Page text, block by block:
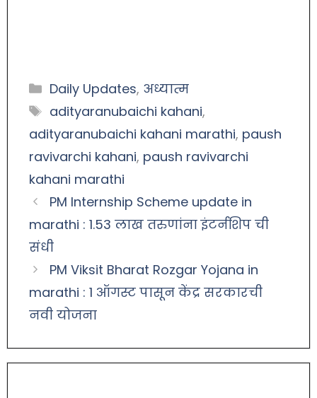
Daily Updates, अध्यात्म
adityaranubaichi kahani,
adityaranubaichi kahani marathi, paush
ravivarchi kahani, paush ravivarchi
kahani marathi
PM Internship Scheme update in
marathi : 1.53 लाख तरुणांना इंटर्नशिप ची
संधी
PM Viksit Bharat Rozgar Yojana in
marathi : 1 ऑगस्ट पासून केंद्र सरकारची
नवी योजना